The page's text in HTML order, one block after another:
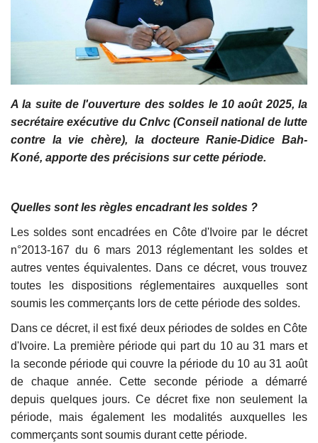
A la suite de l'ouverture des soldes le 10 août 2025, la
secrétaire exécutive du Cnlvc (Conseil national de lutte
contre la vie chère), la docteure Ranie-Didice Bah-
Koné, apporte des précisions sur cette période.
Quelles sont les règles encadrant les soldes ?
Les soldes sont encadrées en Côte d'Ivoire par le décret
n°2013-167 du 6 mars 2013 réglementant les soldes et
autres ventes équivalentes. Dans ce décret, vous trouvez
toutes les dispositions réglementaires auxquelles sont
soumis les commerçants lors de cette période des soldes.
Dans ce décret, il est fixé deux périodes de soldes en Côte
d'Ivoire. La première période qui part du 10 au 31 mars et
la seconde période qui couvre la période du 10 au 31 août
de chaque année. Cette seconde période a démarré
depuis quelques jours. Ce décret fixe non seulement la
période, mais également les modalités auxquelles les
commerçants sont soumis durant cette période.